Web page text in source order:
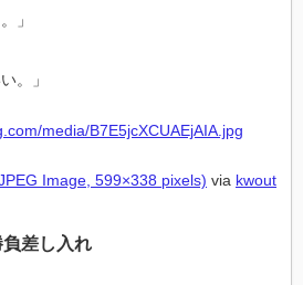
」
。」
Image, 599×338 pixels) via kwout
差し入れ